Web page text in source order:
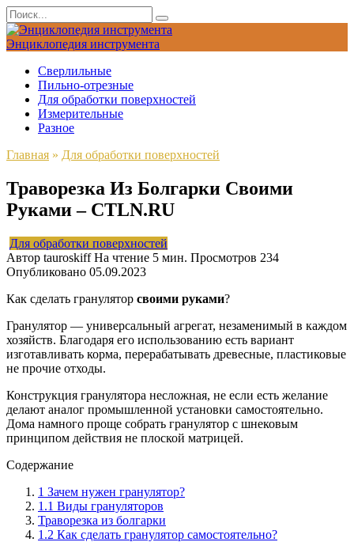
Перейти
к
содержанию
Search
for:
Энциклопедия инструмента
Сверлильные
Пильно-отрезные
Для обработки поверхностей
Измерительные
Разное
Главная » Для обработки поверхностей
Траворезка Из Болгарки Своими
Руками – CTLN.RU
Для обработки поверхностей
Автор tauroskiff На чтение 5 мин. Просмотров 234
Опубликовано 05.09.2023
Как сделать гранулятор своими руками?
Гранулятор — универсальный агрегат, незаменимый в каждом
хозяйств. Благодаря его использованию есть вариант
изготавливать корма, перерабатывать древесные, пластиковые
не прочие отходы.
Конструкция гранулятора несложная, не если есть желание
делают аналог промышленной установки самостоятельно.
Дома намного проще собрать гранулятор с шнековым
принципом действия не плоской матрицей.
Содержание
1 Зачем нужен гранулятор?
1.1 Виды грануляторов
Траворезка из болгарки
1.2 Как сделать гранулятор самостоятельно?